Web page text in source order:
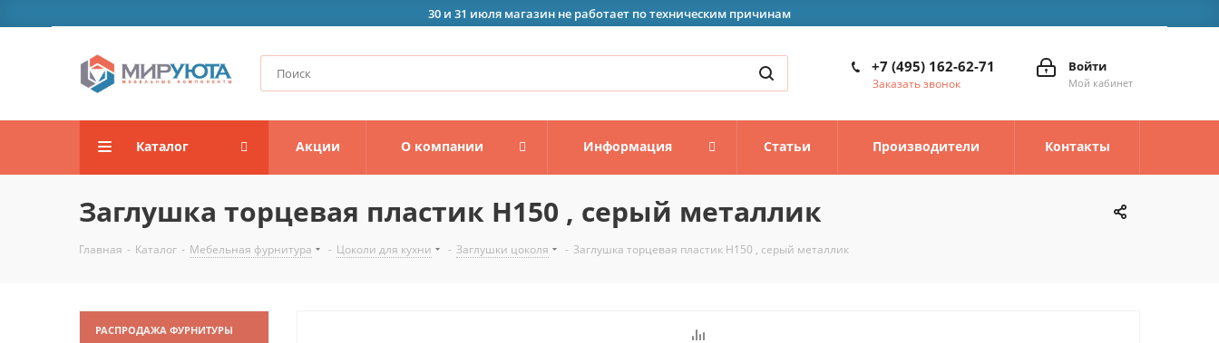
30 и 31 июля магазин не работает по техническим причинам
Войти
Мой кабинет
+7 (495) 162-62-71
Заказать звонок
Каталог Акции О компании Информация Статьи Производители Контакты
Заглушка торцевая пластик Н150 , серый металлик
Главная - Каталог - Мебельная фурнитура - Цоколи для кухни - Заглушки цоколя - Заглушка торцевая пластик Н150 , серый металлик
РАСПРОДАЖА ФУРНИТУРЫ